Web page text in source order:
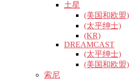
土星
(美国和欧盟)
(太平绅士)
(KR)
DREAMCAST
(太平绅士)
(美国和欧盟)
索尼